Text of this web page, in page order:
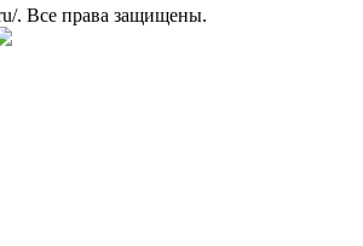
. Все права защищены.